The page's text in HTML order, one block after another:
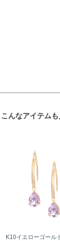
んなアイテムも
K10イエローゴール